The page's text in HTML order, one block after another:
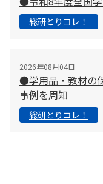
総研とりコレ！
2026年08月04日
●学用品・教材の
事例を周知
総研とりコレ！